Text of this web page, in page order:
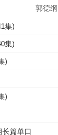
郭德纲
集)
集)
)
)
长篇单口